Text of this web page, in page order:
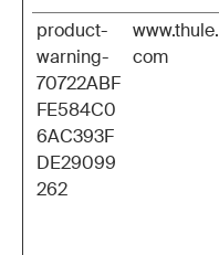
product-
warning-
70722ABF
FE584C0
6AC393F
DE29099
262
www.thule.
com